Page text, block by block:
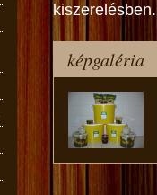
kiszerelésben.
képgaléria